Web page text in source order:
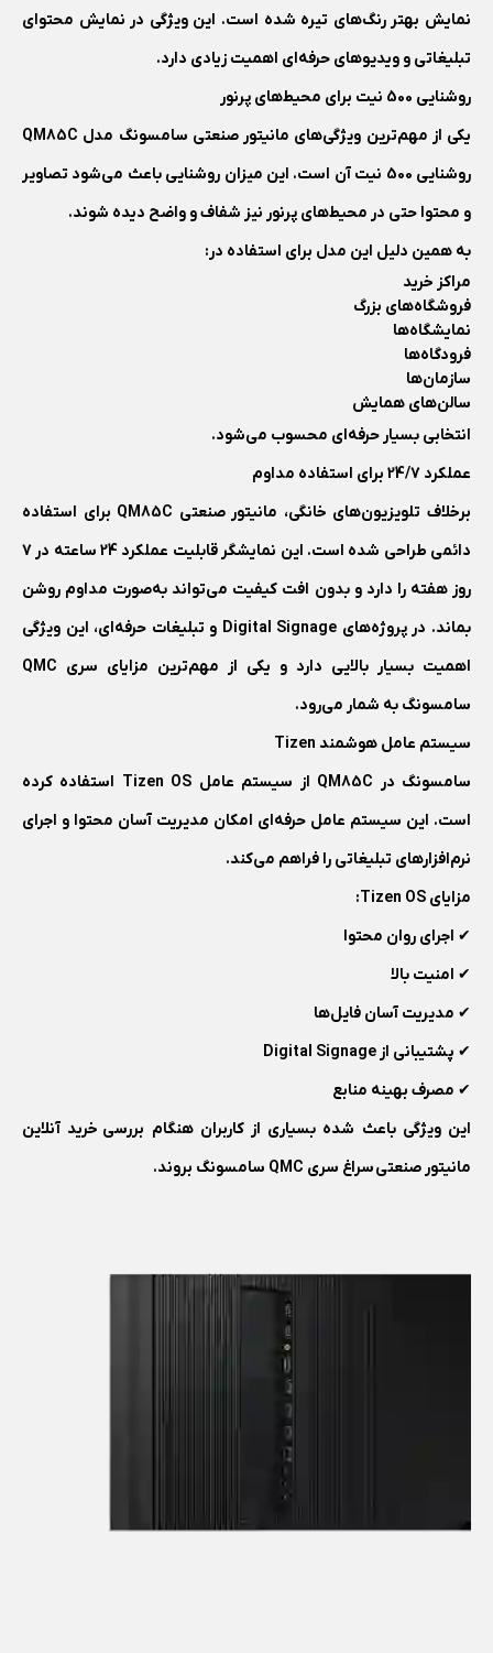
نمایش بهتر رنگ‌های تیره شده است. این ویژگی در نمایش محتوای
تبلیغاتی و ویدیوهای حرفه‌ای اهمیت زیادی دارد.
روشنایی 500 نیت برای محیط‌های پرنور
یکی از مهم‌ترین ویژگی‌های مانیتور صنعتی سامسونگ مدل QM85C
روشنایی 500 نیت آن است. این میزان روشنایی باعث می‌شود تصاویر
و محتوا حتی در محیط‌های پرنور نیز شفاف و واضح دیده شوند.
به همین دلیل این مدل برای استفاده در:
مراکز خرید
فروشگاه‌های بزرگ
نمایشگاه‌ها
فرودگاه‌ها
سازمان‌ها
سالن‌های همایش
انتخابی بسیار حرفه‌ای محسوب می‌شود.
عملکرد 24/7 برای استفاده مداوم
برخلاف تلویزیون‌های خانگی، مانیتور صنعتی QM85C برای استفاده
دائمی طراحی شده است. این نمایشگر قابلیت عملکرد 24 ساعته در 7
روز هفته را دارد و بدون افت کیفیت می‌تواند به‌صورت مداوم روشن
بماند. در پروژه‌های Digital Signage و تبلیغات حرفه‌ای، این ویژگی
اهمیت بسیار بالایی دارد و یکی از مهم‌ترین مزایای سری QMC
سامسونگ به شمار می‌رود.
سیستم عامل هوشمند Tizen
سامسونگ در QM85C از سیستم عامل Tizen OS استفاده کرده
است. این سیستم عامل حرفه‌ای امکان مدیریت آسان محتوا و اجرای
نرم‌افزارهای تبلیغاتی را فراهم می‌کند.
مزایای Tizen OS:
✔ اجرای روان محتوا
✔ امنیت بالا
✔ مدیریت آسان فایل‌ها
✔ پشتیبانی از Digital Signage
✔ مصرف بهینه منابع
این ویژگی باعث شده بسیاری از کاربران هنگام بررسی خرید آنلاین
مانیتور صنعتی سراغ سری QMC سامسونگ بروند.